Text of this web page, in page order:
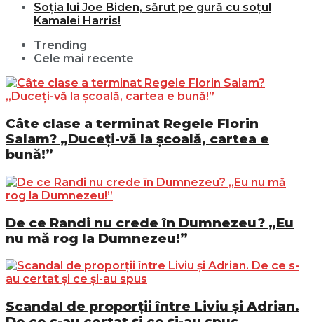
Soția lui Joe Biden, sărut pe gură cu soțul
Kamalei Harris!
Trending
Cele mai recente
Câte clase a terminat Regele Florin
Salam? „Duceți-vă la școală, cartea e
bună!”
De ce Randi nu crede în Dumnezeu? „Eu
nu mă rog la Dumnezeu!”
Scandal de proporții între Liviu și Adrian.